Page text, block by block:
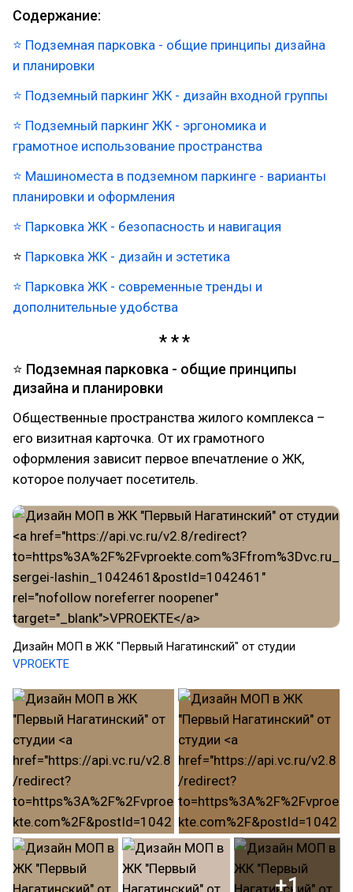
Содержание:
⭐ Подземная парковка - общие принципы дизайна
и планировки
⭐ Подземный паркинг ЖК - дизайн входной группы
⭐ Подземный паркинг ЖК - эргономика и
грамотное использование пространства
⭐ Машиноместа в подземном паркинге - варианты
планировки и оформления
⭐ Парковка ЖК - безопасность и навигация
⭐ Парковка ЖК - дизайн и эстетика
⭐ Парковка ЖК - современные тренды и
дополнительные удобства
⭐ Подземная парковка - общие принципы
дизайна и планировки
Общественные пространства жилого комплекса –
его визитная карточка. От их грамотного
оформления зависит первое впечатление о ЖК,
которое получает посетитель.
Дизайн МОП в ЖК "Первый Нагатинский" от студии
VPROEKTE
+1